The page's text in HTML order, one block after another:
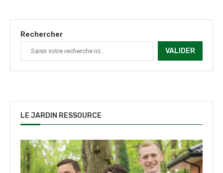
Rechercher
VALIDER
LE JARDIN RESSOURCE